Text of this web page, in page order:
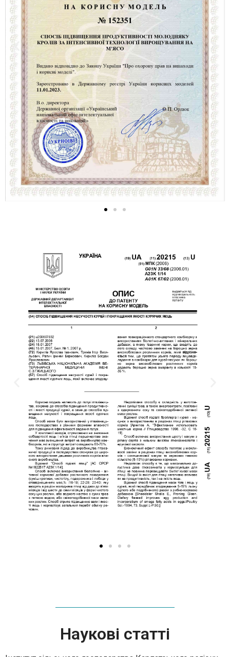
Наукові статті